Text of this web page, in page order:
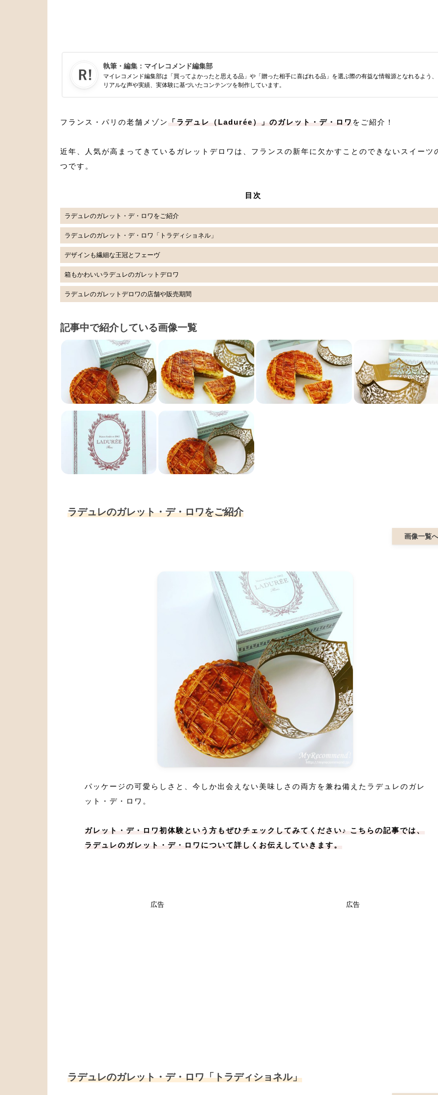
執筆・編集： マイレコメンド編集部
マイレコメンド編集部は「買ってよかったと思える品」や「贈った相手に喜ばれる品」を選ぶ際の有益な情報源となれるよう、
リアルな声や実績、実体験に基づいたコンテンツを制作しています。
フランス・パリの老舗メゾン 「ラデュレ（Ladurée）」のガレット・デ・ロワ をご紹介！
近年、人気が高まってきているガレットデロワは、フランスの新年に欠かすことのできないスイーツ
つです。
目次
ラデュレのガレット・デ・ロワをご紹介
ラデュレのガレット・デ・ロワ「トラディショネル」
デザインも繊細な王冠とフェーヴ
箱もかわいいラデュレのガレットデロワ
ラデュレのガレットデロワの店舗や販売期間
記事中で紹介している画像一覧
ラデュレのガレット・デ・ロワをご紹介
画像一覧へ
パッケージの可愛らしさと、今しか出会えない美味しさの両方を兼ね備えたラデュレのガレ
ット・デ・ロワ。
ガレット・デ・ロワ初体験という方もぜひチェックしてみてください♪ こちらの記事では、
ラデュレのガレット・デ・ロワについて詳しくお伝えしていきます。
広告 広告
ラデュレのガレット・デ・ロワ「トラディショネル」